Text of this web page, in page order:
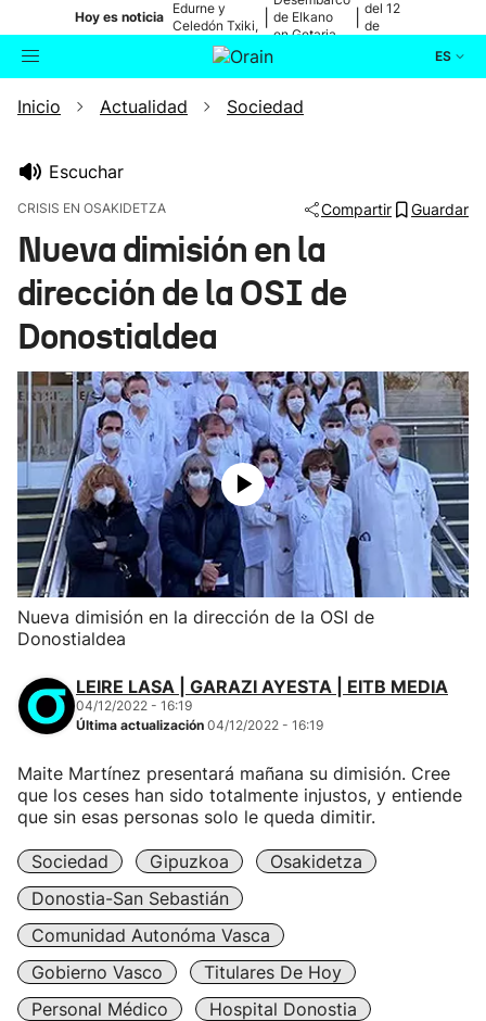
Hoy es noticia
Edurne y
Celedón Txiki,
en directo
de Elkano
en Getaria
del 12
de
ES
Buscador Actualidad
Ikusmiran
Eguraldia
Inicio Actualidad Sociedad
Escuchar
CRISIS EN OSAKIDETZA Compartir Guardar
Nueva dimisión en la
dirección de la OSI de
Donostialdea
Nueva dimisión en la dirección de la OSI de
Donostialdea
LEIRE LASA | GARAZI AYESTA | EITB MEDIA
04/12/2022 - 16:19
Última actualización 04/12/2022 - 16:19
Maite Martínez presentará mañana su dimisión. Cree
que los ceses han sido totalmente injustos, y entiende
que sin esas personas solo le queda dimitir.
Sociedad Gipuzkoa
Osakidetza
Donostia-San Sebastián
Comunidad Autonóma Vasca
Gobierno Vasco
Titulares De Hoy
Personal Médico
Hospital Donostia